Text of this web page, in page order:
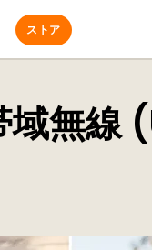
ストア
無線